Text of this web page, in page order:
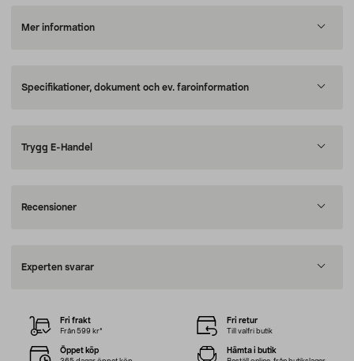
Mer information
Specifikationer, dokument och ev. faroinformation
Trygg E-Handel
Recensioner
Experten svarar
Fri frakt
Från 599 kr*
Fri retur
Till valfri butik
Öppet köp Hämta i butik